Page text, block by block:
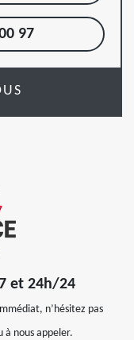
97
7 et 24h/24
n’hésitez pas
à nous appeler.